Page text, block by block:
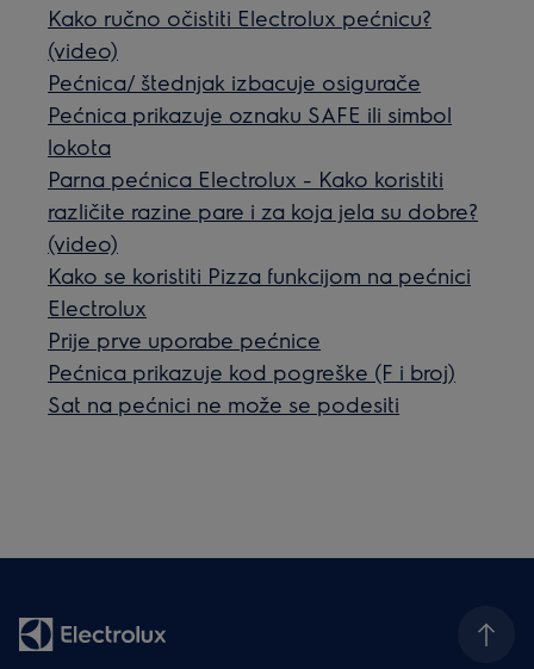
Kako ručno očistiti Electrolux pećnicu?
(video)
Pećnica/ štednjak izbacuje osigurače
Pećnica prikazuje oznaku SAFE ili simbol
lokota
Parna pećnica Electrolux - Kako koristiti
različite razine pare i za koja jela su dobre?
(video)
Kako se koristiti Pizza funkcijom na pećnici
Electrolux
Prije prve uporabe pećnice
Pećnica prikazuje kod pogreške (F i broj)
Sat na pećnici ne može se podesiti